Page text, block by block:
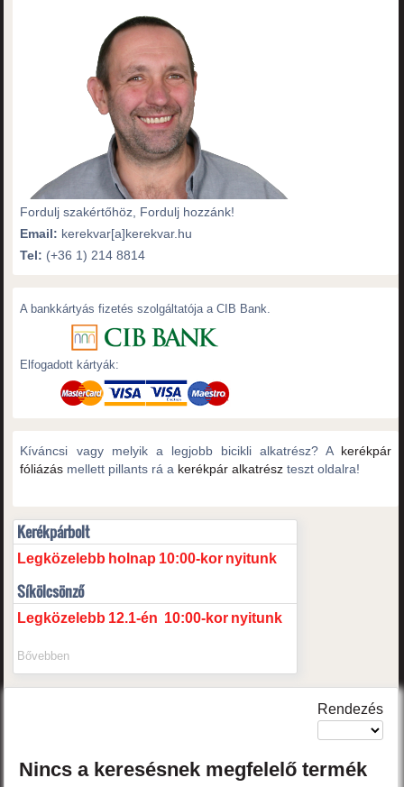
Fordulj szakértőhöz, Fordulj hozzánk!
Email: kerekvar[a]kerekvar.hu
Tel: (+36 1) 214 8814
A bankkártyás fizetés szolgáltatója a CIB Bank.
Elfogadott kártyák:
Kíváncsi vagy melyik a legjobb bicikli alkatrész? A kerékpár
fóliázás mellett pillants rá a kerékpár alkatrész teszt oldalra!
Kerékpárbolt
Legközelebb holnap 10:00-kor nyitunk
Síkölcsönző
Legközelebb 12.1-én 10:00-kor nyitunk
Bővebben
Rendezés
Nincs a keresésnek megfelelő termék